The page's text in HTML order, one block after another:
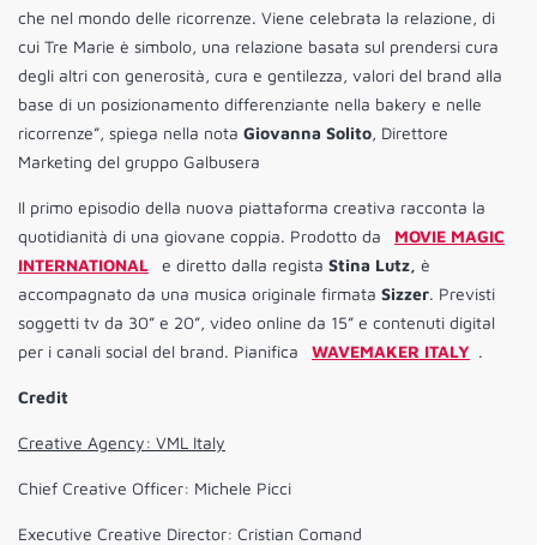
che nel mondo delle ricorrenze. Viene celebrata la relazione, di
cui Tre Marie è simbolo, una relazione basata sul prendersi cura
degli altri con generosità, cura e gentilezza, valori del brand alla
base di un posizionamento differenziante nella bakery e nelle
ricorrenze”, spiega nella nota Giovanna Solito, Direttore
Marketing del gruppo Galbusera
Il primo episodio della nuova piattaforma creativa racconta la
quotidianità di una giovane coppia. Prodotto da
MOVIE MAGIC
INTERNATIONAL
e diretto dalla regista Stina Lutz, è
accompagnato da una musica originale firmata Sizzer. Previsti
soggetti tv da 30” e 20”, video online da 15” e contenuti digital
per i canali social del brand. Pianifica
WAVEMAKER ITALY .
Credit
Creative Agency: VML Italy
Chief Creative Officer: Michele Picci
Executive Creative Director: Cristian Comand